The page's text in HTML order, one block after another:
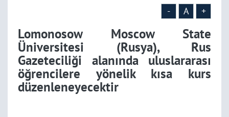
yönelik kısa kurs
düzenleneyecektir
- A +
Lomonosow Moscow State
Üniversitesi (Rusya), Rus
Gazeteciliği alanında uluslararası
öğrencilere yönelik kısa kurs
düzenleneyecektir